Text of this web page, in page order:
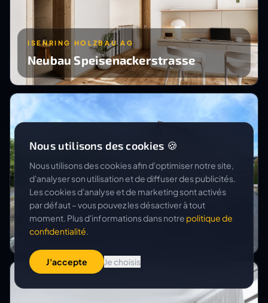
ISENRING HOLZBAU AG
Neubau Speisenackerstrasse
BB REAL ESTATE AG
Hinterbergstrasse 9+11
Nous utilisons des cookies 🍪
Nous utilisons des cookies afin d'optimiser notre site,
d'analyser son utilisation et de diffuser des publicités.
Les cookies d'analyse et de marketing sont activés
par défaut – vous pouvez les désactiver à tout
moment. Plus d'informations dans notre politique de
confidentialité.
J'accepte Je choisis